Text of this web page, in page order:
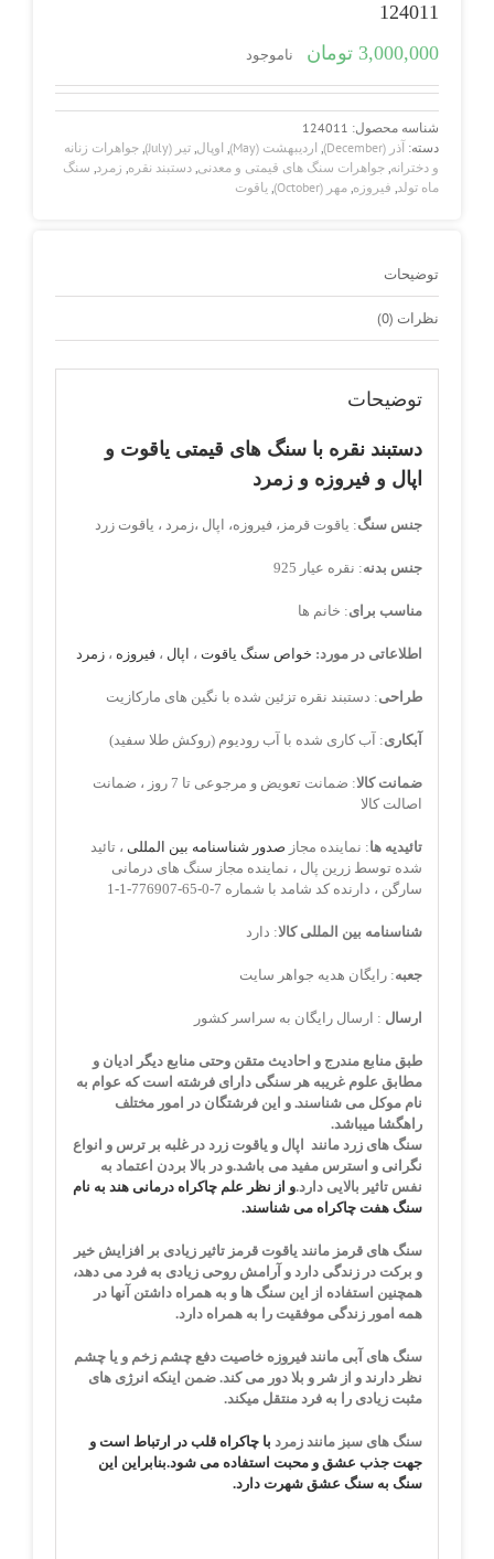
124011
3,000,000 تومان ناموجود
شناسه محصول: 124011
دسته: آذر (December) اردیبهشت (May) اوپال تیر (July)
جواهرات زنانه
و دخترانه جواهرات سنگ های قیمتی و معدنی دستبند نقره زمرد سنگ
ماه تولد فیروزه مهر (October) یاقوت
توضیحات
نظرات (0)
توضیحات
دستبند نقره با سنگ های قیمتی یاقوت و
اپال و فیروزه و زمرد
جنس سنگ: یاقوت قرمز، فیروزه، اپال ،زمرد ، یاقوت زرد
جنس بدنه: نقره عیار 925
مناسب برای: خانم ها
اطلاعاتی در مورد: خواص سنگ یاقوت، اپال ، فیروزه ، زمرد
طراحی: دستبند نقره تزئین شده با نگین های مارکازیت
آبکاری: آب کاری شده با آب رودیوم (روکش طلا سفید)
ضمانت کالا
: ضمانت تعویض و مرجوعی تا 7 روز ، ضمانت
اصالت کالا
تائیدیه ها: نماینده مجاز صدور شناسنامه بین المللی ، تائید
شده توسط زرین پال ، نماینده مجاز سنگ های درمانی
سارگن ، دارنده کد شامد با شماره 7-0-65-776907-1-1
شناسنامه بین المللی کالا: دارد
جعبه: رایگان هدیه جواهر سایت
ارسال : ارسال رایگان به سراسر کشور
طبق منابع مندرج و احادیث متقن وحتی منابع دیگر ادیان و
مطابق علوم غریبه هر سنگی دارای فرشته است که عوام به
نام موکل می شناسند. و این فرشتگان در امور مختلف
راهگشا میباشد.
سنگ های زرد مانند اپال و یاقوت زرد در غلبه بر ترس و انواع
نگرانی و استرس مفید می باشد.و در بالا بردن اعتماد به
نفس تاثیر بالایی دارد.و از نظر علم چاکراه درمانی هند به نام
سنگ هفت چاکراه می شناسند.
سنگ های قرمز مانند یاقوت قرمز تاثیر زیادی بر افزایش خیر
و برکت در زندگی دارد و آرامش روحی زیادی به فرد می دهد،
همچنین استفاده از این سنگ ها و به همراه داشتن آنها در
همه امور زندگی موفقیت را به همراه دارد.
سنگ های آبی مانند فیروزه خاصیت دفع چشم زخم و یا چشم
نظر دارند و از شر و بلا دور می کند. ضمن اینکه انرژی های
مثبت زیادی را به فرد منتقل میکند.
سنگ های سبز مانند زمرد با چاکراه قلب در ارتباط است و
جهت جذب عشق و محبت استفاده می شود.بنابراین این
سنگ به سنگ عشق شهرت دارد.